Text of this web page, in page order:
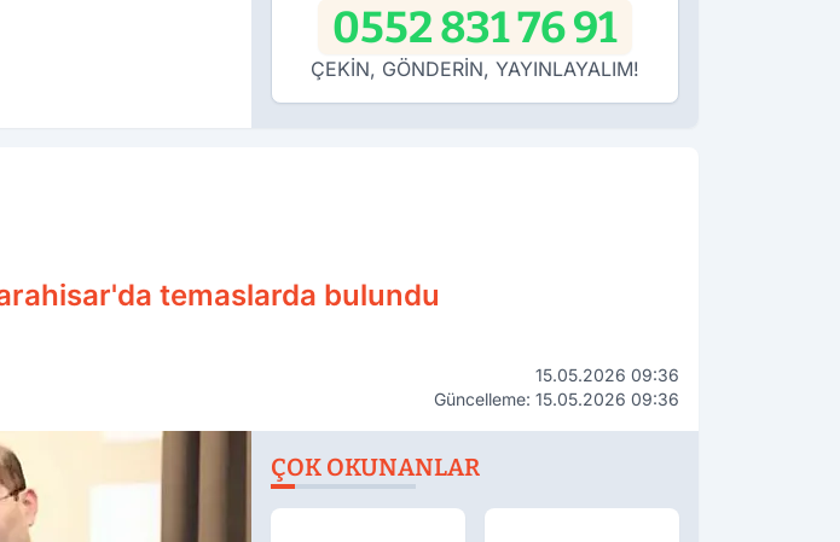
0552 831 76 91
ÇEKİN, GÖNDERİN, YAYINLAYALIM!
temaslarda bulundu
15.05.2026 09:36
Güncelleme: 15.05.2026 09:36
ÇOK OKUNANLAR